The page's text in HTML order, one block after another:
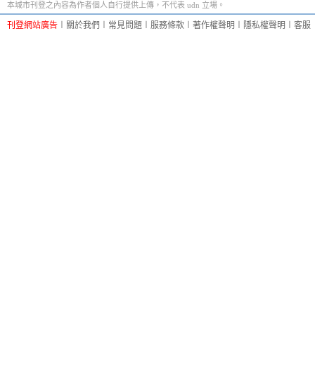
本城市刊登之內容為作者個人自行提供上傳，不代表 udn 立場。
刊登網站廣告 關於我們 常見問題 服務條款 著作權聲明 隱私權聲明 客服